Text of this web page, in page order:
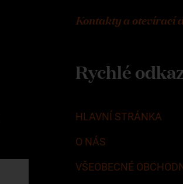
Kontakty a otevírací
Rychlé
HLAVNÍ STRÁNKA
O NÁS
VŠEOBECNÉ